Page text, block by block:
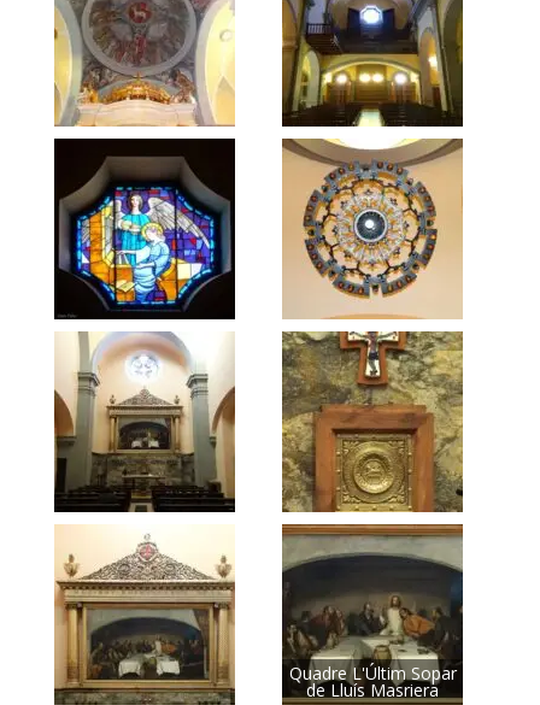
Quadre L'Últim Sopar
de Lluís Masriera